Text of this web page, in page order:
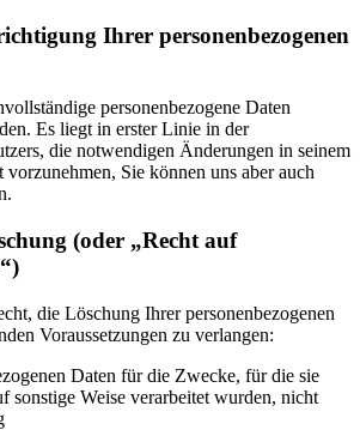
Ihrer personenbezogenen
personenbezogene Daten
Es liegt in erster Linie in der
die notwendigen Änderungen in seinem
vorzunehmen, Sie können uns aber auch
(oder „Recht auf
die Löschung Ihrer personenbezogenen
Voraussetzungen zu verlangen:
Daten für die Zwecke, für die sie
sonstige Weise verarbeitet wurden, nicht